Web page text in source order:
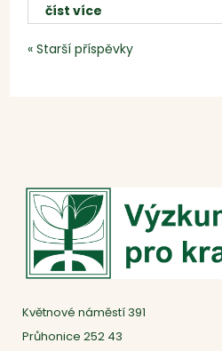
číst více
« Starší příspěvky
Květnové náměstí 391
Průhonice 252 43